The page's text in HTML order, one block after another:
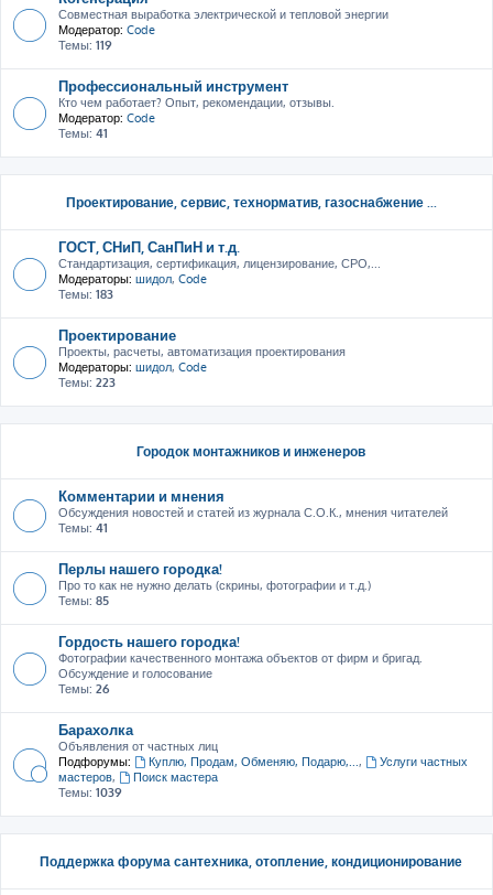
Совместная выработка электрической и тепловой энергии
Модератор: Code
Темы: 119
Профессиональный инструмент
Кто чем работает? Опыт, рекомендации, отзывы.
Модератор: Code
Темы: 41
Проектирование, сервис, тeхнорматив, газоснабжение ...
ГОСТ, СНиП, СанПиН и т.д.
Стандартизация, сертификация, лицензирование, СРО,...
Модераторы: шидол, Code
Темы: 183
Проектирование
Проекты, расчеты, автоматизация проектирования
Модераторы: шидол, Code
Темы: 223
Городок монтажников и инженеров
Комментарии и мнения
Обсуждения новостей и статей из журнала С.О.К., мнения читателей
Темы: 41
Перлы нашего городка!
Про то как не нужно делать (скрины, фотографии и т.д.)
Темы: 85
Гордость нашего городка!
Фотографии качественного монтажа объектов от фирм и бригад.
Обсуждение и голосование
Темы: 26
Барахолка
Объявления от частных лиц
Подфорумы:
Куплю, Продам, Обменяю, Подарю,...,
Услуги частных
мастеров,
Поиск мастера
Темы: 1039
Поддержка форума сантехника, отопление, кондиционирование